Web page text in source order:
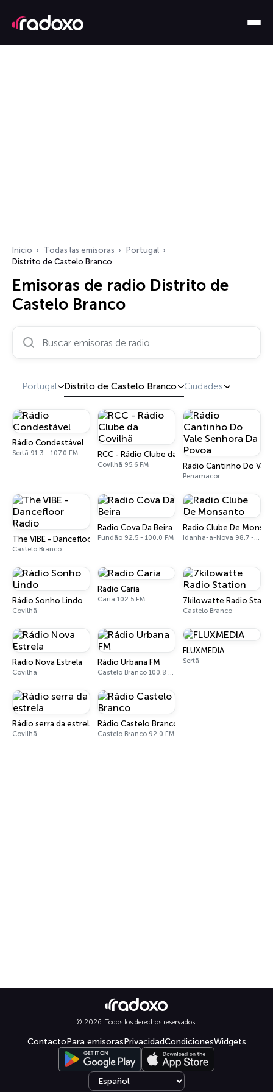
Inicio Todas las emisoras
Portugal
Distrito de Castelo Branco
Emisoras de radio Distrito de
Castelo Branco
Buscar emisoras de radio…
Portugal Distrito de Castelo Branco Ciudades
Rádio Condestável
Sertã 91.3 - 107.0 FM RCC - Rádio Clube da Covilhã
Covilhã 95.6 FM Rádio Cantinho Do
Penamacor
The VIBE - Dancefloor Radio
Castelo Branco
Radio Cova Da Beira
Fundão 92.5 - 100.0 FM
Radio Clube De
Idanha-a-Nova 98.7 - 107.8 FM
Rádio Sonho Lindo
Covilhã
Radio Caria
Caria 102.5 FM 7kilowatte Radio
Castelo Branco
Rádio Nova Estrela
Covilhã
Rádio Urbana FM
Castelo Branco 100.8 FM
FLUXMEDIA
Sertã
Rádio serra da estrela
Covilhã
Rádio Castelo Branco
Castelo Branco 92.0 FM
© 2026. Todos los derechos reservados.
ContactoPara emisorasPrivacidadCondicionesWidgets
Select language